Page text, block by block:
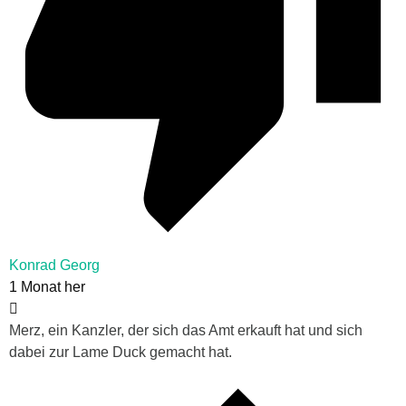
Konrad Georg
1 Monat her
Merz, ein Kanzler, der sich das Amt erkauft hat und sich
dabei zur Lame Duck gemacht hat.